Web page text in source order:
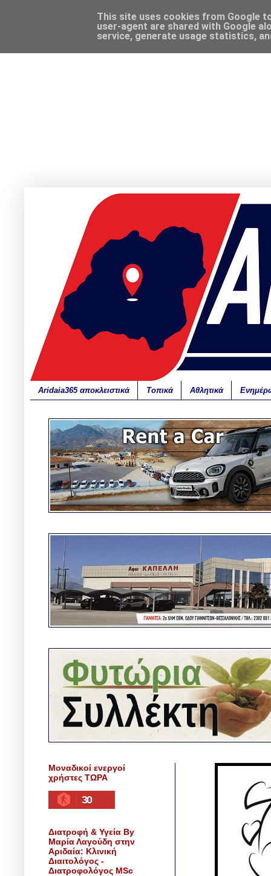
Aridaia365 αποκλειστικά Τοπικά Αθλητικά
Μοναδικοί ενεργοί
χρήστες ΤΩΡΑ
30
Διατροφή & Υγεία By
Μαρία Λαγούδη στην
Αριδαία: Κλινική
Διαιτολόγος -
Διατροφολόγος MSc
This site uses cookies from Google
user-agent are shared with Google
service, generate usage statistics,